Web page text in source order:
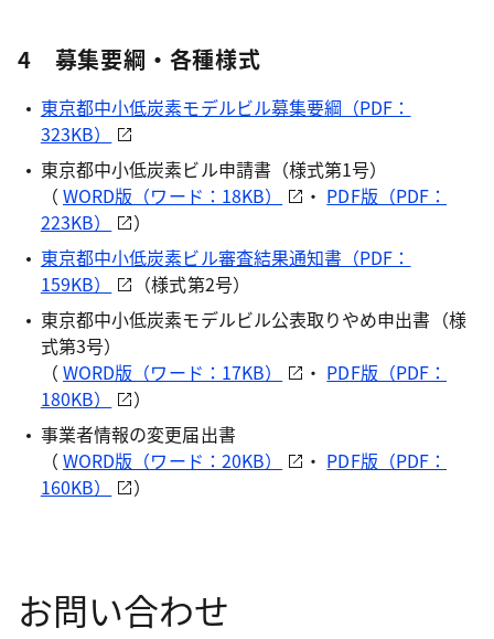
4 募集要綱・各種様式
東京都中小低炭素モデルビル募集要綱（PDF：
323KB）
東京都中小低炭素ビル申請書（様式第1号）
（ WORD版（ワード：18KB） ・ PDF版（PDF：
223KB）
）
東京都中小低炭素ビル審査結果通知書（PDF：
159KB）
（様式第2号）
東京都中小低炭素モデルビル公表取りやめ申出書（様
式第3号）
（ WORD版（ワード：17KB） ・ PDF版（PDF：
180KB）
）
事業者情報の変更届出書
（ WORD版（ワード：20KB） ・ PDF版（PDF：
160KB）
）
お問い合わせ